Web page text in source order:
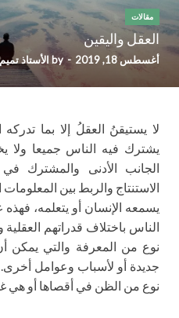
مقالات
العقل واليقين
أغسطس 18, 2019 -
by الأستاذ
لا يستيقنُ العقلُ إلا بما
يشترك فيه الناس جميعا ولا
الجانب الأدنى والمشترك في
الاستنتاج والربط بين
يسمعه الإنسان أو يتعلمه،
الناس باختلاف قدراتهم العقلية
نوع من المعرفة والتي يمكن
جديدة أو لأسباب وعوامل
نوع من الظن في أقصاها أو هي